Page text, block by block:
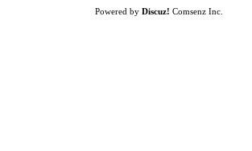
Powered by Discuz! Comsenz Inc.